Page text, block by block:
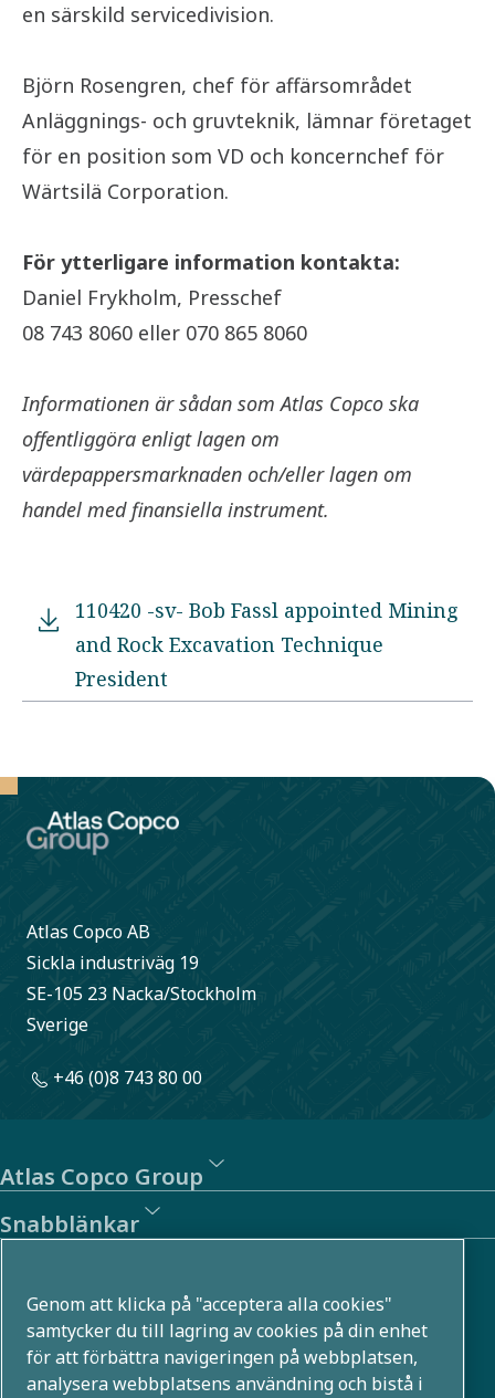
en särskild servicedivision.
Björn Rosengren, chef för affärsområdet
Anläggnings- och gruvteknik, lämnar företaget
för en position som VD och koncernchef för
Wärtsilä Corporation.
För ytterligare information kontakta:
Daniel Frykholm, Presschef
08 743 8060 eller 070 865 8060
Informationen är sådan som Atlas Copco ska
offentliggöra enligt lagen om
värdepappersmarknaden och/eller lagen om
handel med finansiella instrument.
110420 -sv- Bob Fassl appointed Mining
and Rock Excavation Technique
President
Atlas Copco AB
Sickla industriväg 19
SE-105 23 Nacka/Stockholm
Sverige
+46 (0)8 743 80 00
Atlas Copco Group
Snabblänkar
Atlas Copco Group utvecklar innovativa lösningar i flera
affärsområden, till exempel inom tryckluft, vakuum,
industri- och energiteknik. Med en global portfölj som
Genom att klicka på "acceptera alla cookies"
samtycker du till lagring av cookies på din enhet
för att förbättra navigeringen på webbplatsen,
analysera webbplatsens användning och bistå i